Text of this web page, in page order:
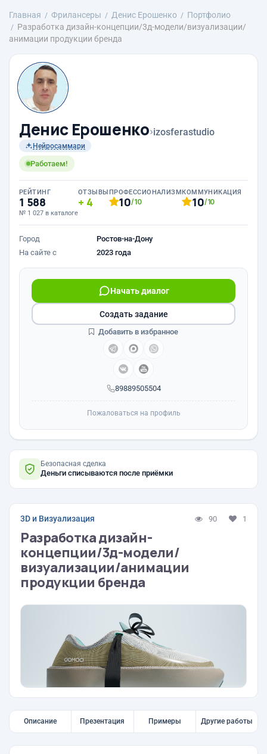
Главная Фрилансеры Денис Ерошенко
Портфолио
Разработка дизайн-концепции/3д-модели/визуализации/
анимации продукции бренда
Денис Ерошенко›izosferastudio
Нейросаммари
Работаем!
РЕЙТИНГ
1 588
№ 1 027 в каталоге
ОТЗЫВЫ
4
ПРОФЕССИОНАЛИЗМ
10/10
КОММУНИКАЦИЯ
10/10
Город
Ростов-на-Дону
На сайте с
2023 года
89889505504
Начать диалог
Создать задание
Добавить в избранное
Пожаловаться на профиль
Безопасная сделка
Деньги списываются после приёмки
3D и Визуализация 90 1
Разработка дизайн-
концепции/3д-модели/
визуализации/анимации
продукции бренда
Описание Презентация Примеры Другие работы